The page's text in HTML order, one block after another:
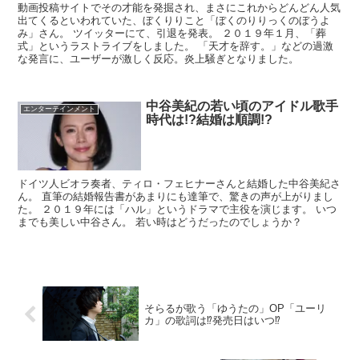
動画投稿サイトでその才能を発掘され、まさにこれからどんどん人気
出てくるといわれていた、ぼくりりこと「ぼくのりりっくのぼうよ
み」さん。 ツイッターにて、引退を発表。 ２０１９年１月、「葬
式」というラストライブをしました。 「天才を辞す。」などの過激
な発言に、ユーザーが激しく反応。炎上騒ぎとなりました。
エンターテインメント
中谷美紀の若い頃のアイドル歌手
時代は!?結婚は順調!?
ドイツ人ビオラ奏者、ティロ・フェヒナーさんと結婚した中谷美紀さ
ん。 直筆の結婚報告書があまりにも達筆で、驚きの声が上がりまし
た。 ２０１９年には「ハル」というドラマで主役を演じます。 いつ
までも美しい中谷さん。 若い時はどうだったのでしょうか？
そらるが歌う「ゆうたの」OP「ユーリ
カ」の歌詞は⁉︎発売日はいつ⁉︎